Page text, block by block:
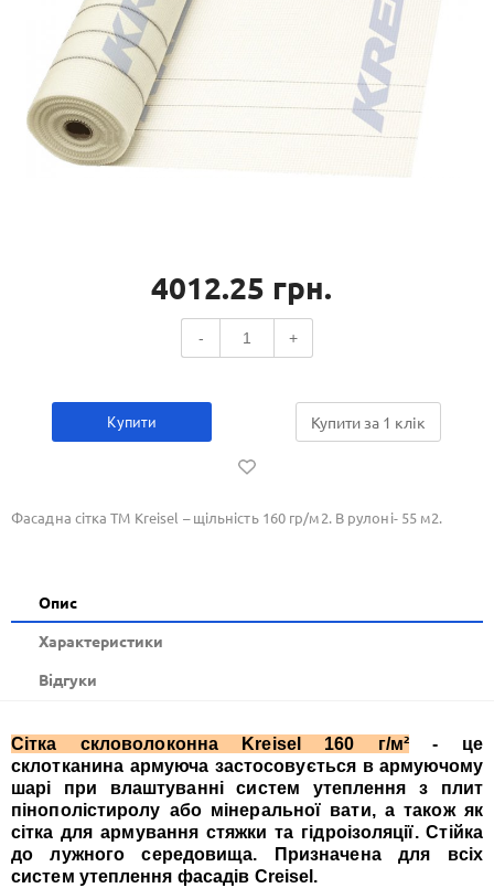
4012.25 грн.
- +
Купити Купити за 1 клiк
Фасадна сітка ТМ Kreisel – щільність 160 гр/м2. В рулоні- 55 м2.
Опис
Xарактеристики
Відгуки
Сітка скловолоконна Kreisel 160 г/м² - це
склотканина армуюча застосовується в армуючому
шарі при влаштуванні систем утеплення з плит
пінополістиролу або мінеральної вати, а також як
сітка для армування стяжки та гідроізоляції. Стійка
до лужного середовища. Призначена для всіх
систем утеплення фасадів Creisel.